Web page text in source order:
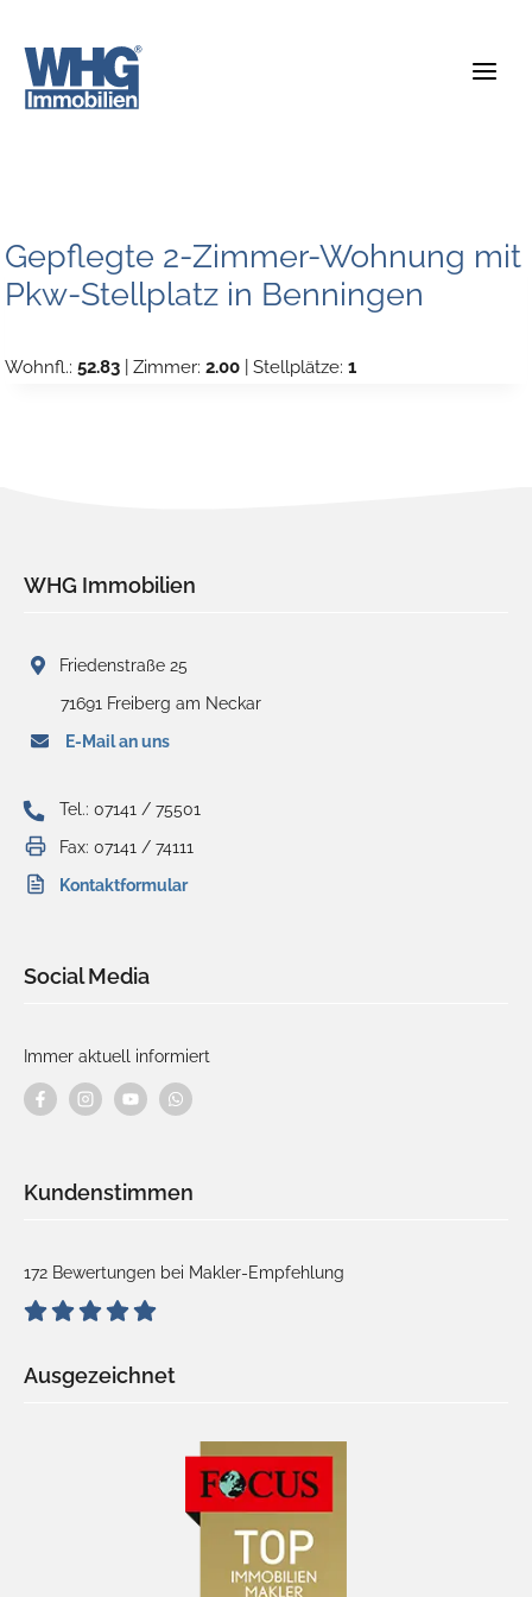
Inhalt
springen
Gepflegte 2-Zimmer-Wohnung mit
Pkw-Stellplatz in Benningen
Wohnfl.: 52.83 | Zimmer: 2.00 | Stellplätze: 1
WHG Immobilien
Friedenstraße 25
71691 Freiberg am Neckar
E-Mail an uns
Tel.: 07141 / 75501
Fax: 07141 / 74111
Kontaktformular
Social Media
Immer aktuell informiert
Kundenstimmen
172 Bewertungen bei Makler-Empfehlung
Ausgezeichnet